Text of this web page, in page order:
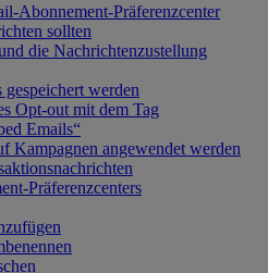
Abonnement-Präferenzcenter
sollten
die Nachrichtenzustellung
werden
Opt-out mit dem Tag
Emails“
Kampagnen angewendet werden
Präferenzcenters